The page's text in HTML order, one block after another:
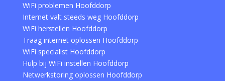
WiFi problemen Hoofddorp
Internet valt steeds weg Hoofddorp
WiFi herstellen Hoofddorp
Traag internet oplossen Hoofddorp
WiFi specialist Hoofddorp
Hulp bij WiFi instellen Hoofddorp
Netwerkstoring oplossen Hoofddorp